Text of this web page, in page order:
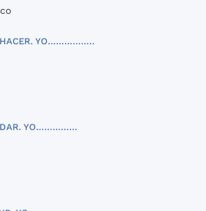
HACER. YO……………..
DAR. YO……………